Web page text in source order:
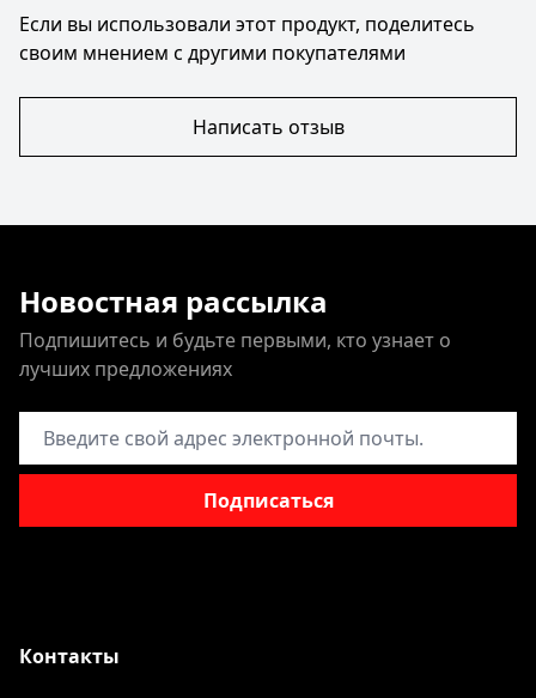
Если вы использовали этот продукт, поделитесь
своим мнением с другими покупателями
Написать отзыв
Новостная рассылка
Подпишитесь и будьте первыми, кто узнает о
лучших предложениях
Адрес электронной почты
Подписаться
Контакты